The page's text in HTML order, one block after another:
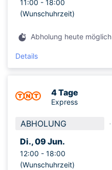
11:00 - 18:00
(Wunschuhrzeit)
Abholung heute möglich
Details
4 Tage
Express
ABHOLUNG
Di., 09 Jun.
12:00 - 18:00
(Wunschuhrzeit)